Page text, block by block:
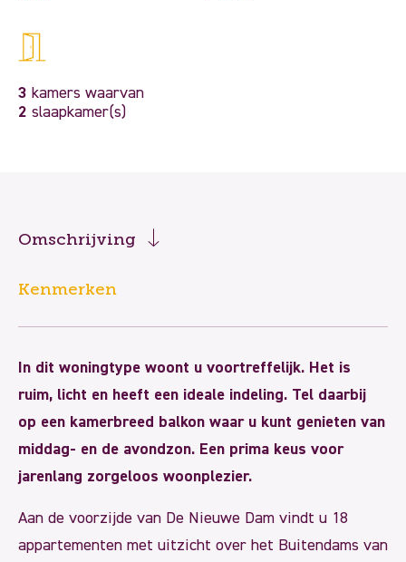
3 kamers waarvan
2 slaapkamer(s)
Omschrijving
Kenmerken
In dit woningtype woont u voortreffelijk. Het is
ruim, licht en heeft een ideale indeling. Tel daarbij
op een kamerbreed balkon waar u kunt genieten van
middag- en de avondzon. Een prima keus voor
jarenlang zorgeloos woonplezier.
Aan de voorzijde van De Nieuwe Dam vindt u 18
appartementen met uitzicht over het Buitendams van